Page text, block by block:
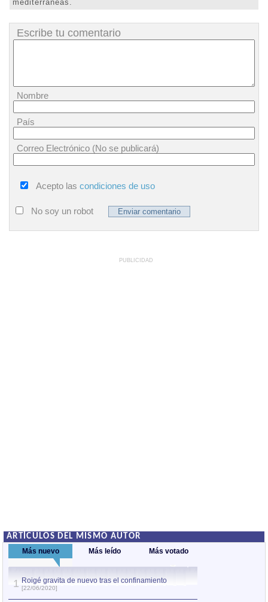
mediterráneas.
Escribe tu comentario
Nombre
País
Correo Electrónico (No se publicará)
Acepto las condiciones de uso
No soy un robot
PUBLICIDAD
ARTÍCULOS DEL MISMO AUTOR
Más nuevo Más leído Más votado
1 Roigé gravita de nuevo tras el confinamiento
[22/06/2020]